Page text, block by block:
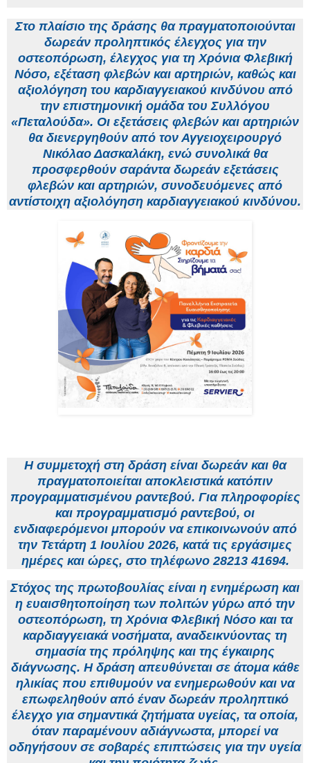
Στο πλαίσιο της δράσης θα πραγματοποιούνται
δωρεάν προληπτικός έλεγχος για την
οστεοπόρωση, έλεγχος για τη Χρόνια Φλεβική
Νόσο, εξέταση φλεβών και αρτηριών, καθώς και
αξιολόγηση του καρδιαγγειακού κινδύνου από
την επιστημονική ομάδα του Συλλόγου
«Πεταλούδα». Οι εξετάσεις φλεβών και αρτηριών
θα διενεργηθούν από τον Αγγειοχειρουργό
Νικόλαο Δασκαλάκη, ενώ συνολικά θα
προσφερθούν σαράντα δωρεάν εξετάσεις
φλεβών και αρτηριών, συνοδευόμενες από
αντίστοιχη αξιολόγηση καρδιαγγειακού κινδύνου.
Η συμμετοχή στη δράση είναι δωρεάν και θα
πραγματοποιείται αποκλειστικά κατόπιν
προγραμματισμένου ραντεβού. Για πληροφορίες
και προγραμματισμό ραντεβού, οι
ενδιαφερόμενοι μπορούν να επικοινωνούν από
την Τετάρτη 1 Ιουλίου 2026, κατά τις εργάσιμες
ημέρες και ώρες, στο τηλέφωνο 28213 41694.
Στόχος της πρωτοβουλίας είναι η ενημέρωση και
η ευαισθητοποίηση των πολιτών γύρω από την
οστεοπόρωση, τη Χρόνια Φλεβική Νόσο και τα
καρδιαγγειακά νοσήματα, αναδεικνύοντας τη
σημασία της πρόληψης και της έγκαιρης
διάγνωσης. Η δράση απευθύνεται σε άτομα κάθε
ηλικίας που επιθυμούν να ενημερωθούν και να
επωφεληθούν από έναν δωρεάν προληπτικό
έλεγχο για σημαντικά ζητήματα υγείας, τα οποία,
όταν παραμένουν αδιάγνωστα, μπορεί να
οδηγήσουν σε σοβαρές επιπτώσεις για την υγεία